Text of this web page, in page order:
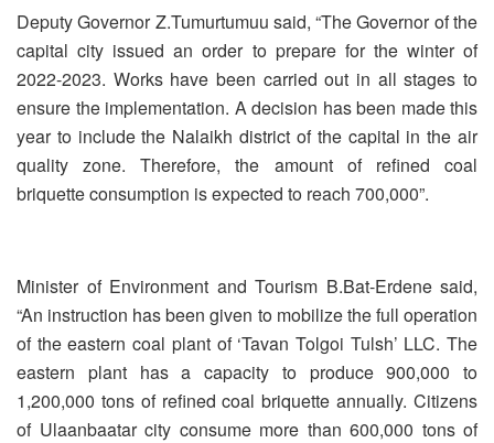
Deputy Governor Z.Tumurtumuu said, “The Governor of the
capital city issued an order to prepare for the winter of
2022-2023. Works have been carried out in all stages to
ensure the implementation. A decision has been made this
year to include the Nalaikh district of the capital in the air
quality zone. Therefore, the amount of refined coal
briquette consumption is expected to reach 700,000”.
Minister of Environment and Tourism B.Bat-Erdene said,
“An instruction has been given to mobilize the full operation
of the eastern coal plant of ‘Tavan Tolgoi Tulsh’ LLC. The
eastern plant has a capacity to produce 900,000 to
1,200,000 tons of refined coal briquette annually. Citizens
of Ulaanbaatar city consume more than 600,000 tons of